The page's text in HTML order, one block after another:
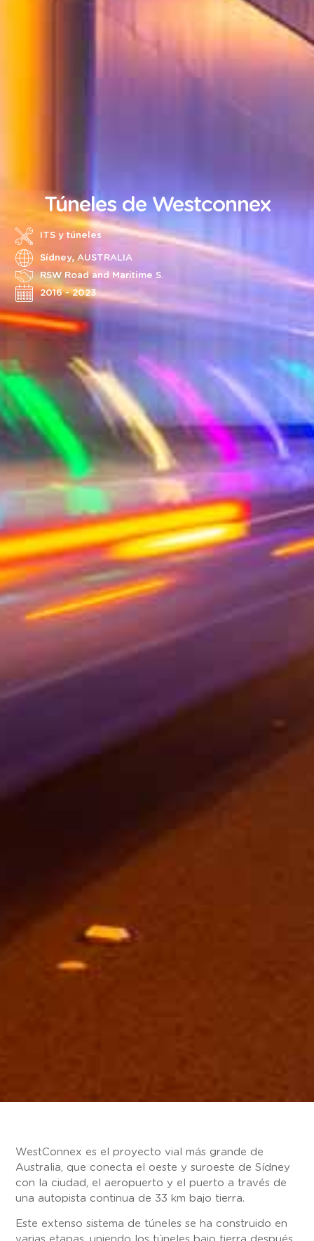
Túneles de Westconnex
ITS y túneles
Sídney, AUSTRALIA
RSW Road and Maritime S.
2016 - 2023
WestConnex es el proyecto vial más grande de
Australia, que conecta el oeste y suroeste de Sídney
con la ciudad, el aeropuerto y el puerto a través de
una autopista continua de 33 km bajo tierra.
Este extenso sistema de túneles se ha construido en